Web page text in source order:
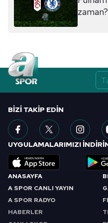
ilgili mevzuata uygun
almak için lütfen
tıklayınız.
zaman?
ANASAYFA
A SPOR CANLI YAYIN
A SPOR RADYO
HABERLER
BIZI TAKIP EDIN
UYGULAMALARIMIZI